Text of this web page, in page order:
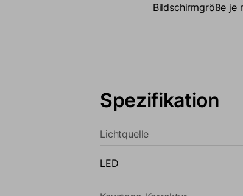
realistische
Spezifikation
Lichtquelle
LED